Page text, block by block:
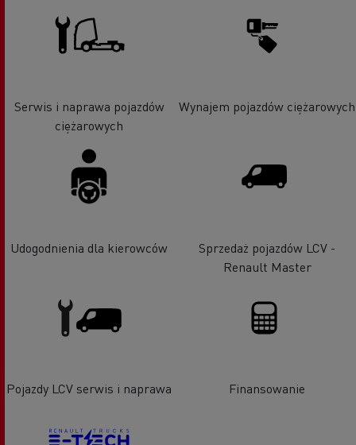
Serwis i naprawa pojazdów
ciężarowych
Wynajem pojazdów ciężarowych
Udogodnienia dla kierowców
Sprzedaż pojazdów LCV -
Renault Master
Pojazdy LCV serwis i naprawa Finansowanie